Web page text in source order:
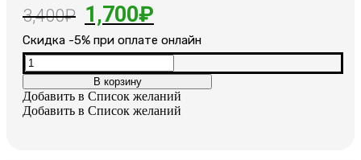
3,400₽ Первоначальная
цена
составляла
3,400₽.
1,700₽
цена:
1,700₽.
Cкидка -5% при оплате онлайн
Количество
товара
Женский
позолоченный
браслет
В корзину
Добавить в Список желаний
Добавить в Список желаний